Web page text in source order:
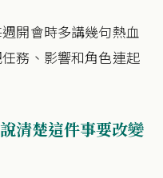
開會時多講幾句熱血
務、影響和角色連起
清楚這件事要改變